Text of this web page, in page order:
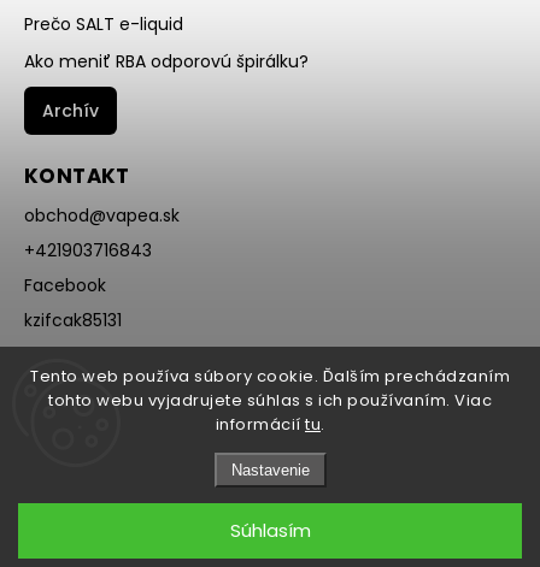
Tento web používa súbory cookie. Ďalším prechádzaním
tohto webu vyjadrujete súhlas s ich používaním. Viac
informácií tu.
Nastavenie
Súhlasím
Prečo SALT e-liquid
Ako meniť RBA odporovú špirálku?
Archív
KONTAKT
obchod@vapea.sk
+421903716843
Facebook
kzifcak85131
Instagram
@vapea.slovensko